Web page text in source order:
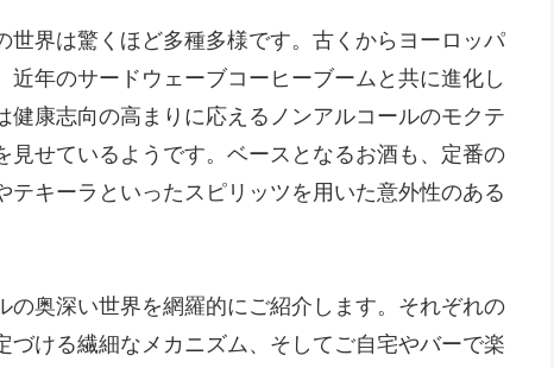
世界は驚くほど多種多様です。古くからヨーロッパ
年のサードウェーブコーヒーブームと共に進化し
康志向の高まりに応えるノンアルコールのモクテ
せているようです。ベースとなるお酒も、定番の
キーラといったスピリッツを用いた意外性のある
奥深い世界を網羅的にご紹介します。それぞれの
ける繊細なメカニズム、そしてご自宅やバーで楽